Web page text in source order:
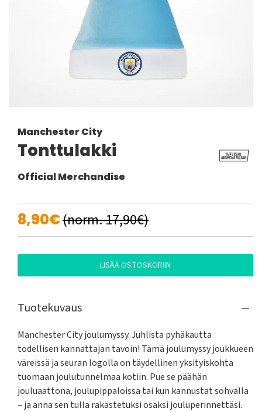
Manchester City
Tonttulakki
Official Merchandise
8,90€(norm. 17,90€)
LISÄÄ OSTOSKORIIN
Tuotekuvaus
Manchester City joulumyssy. Juhlista pyhäkautta
todellisen kannattajan tavoin! Tämä joulumyssy joukkueen
väreissä ja seuran logolla on täydellinen yksityiskohta
tuomaan joulutunnelmaa kotiin. Pue se päähän
jouluaattona, joulupippaloissa tai kun kannustat sohvalla
– ja anna sen tulla rakastetuksi osaksi jouluperinnettäsi.